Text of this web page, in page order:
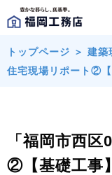
トップページ ＞ 建築
住宅現場リポート②【
「福岡市西
②【基礎工事